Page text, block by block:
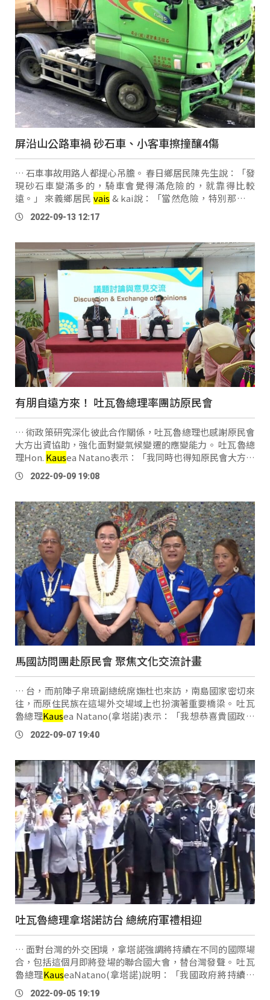
屏沿山公路車禍 砂石車、小客車擦撞釀4傷
… 石車事故用路人都提心吊膽。 春日鄉居民陳先生說：「發
現砂石車變滿多的，騎車會覺得滿危險的，就靠得比較
遠。」 來義鄉居民 vais & kai說：「當然危險，特別那個砂
石有我還在那邊車禍，她摔過，因為那個小石頭掉下來然後
你看那個傷口還在這裡，這邊都是 …
2022-09-13 12:17
有朋自遠方來！ 吐瓦魯總理率團訪原民會
… 術政策研究深化彼此合作關係，吐瓦魯總理也感謝原民會
大方出資協助，強化面對變氣候變遷的應變能力。 吐瓦魯總
理Hon. Kausea Natano表示：「我同時也得知原民會大方同
意，以資金的形式來協助我們，將於2022年10月於第27屆締
約國會議上由太平洋公民 …
2022-09-09 19:08
馬國訪問團赴原民會 聚焦文化交流計畫
… 台，而前陣子帛琉副總統席嫵杜也來訪，南島國家密切來
往，而原住民族在這場外交場域上也扮演著重要橋梁。 吐瓦
魯總理Kausea Natano(拿塔諾)表示：「我想恭喜貴國政府
大力支持台灣的原住民，因為台灣原住民與吐瓦魯，共享了
2022-09-07 19:40
吐瓦魯總理拿塔諾訪台 總統府軍禮相迎
… 面對台灣的外交困境，拿塔諾強調將持續在不同的國際場
合，包括這個月即將登場的聯合國大會，替台灣發聲。 吐瓦
魯總理KauseaNatano(拿塔諾)說明：「我國政府將持續擁
護兩國的共享價值，並在國際場域為台灣發聲，一起捍衛民
2022-09-05 19:19